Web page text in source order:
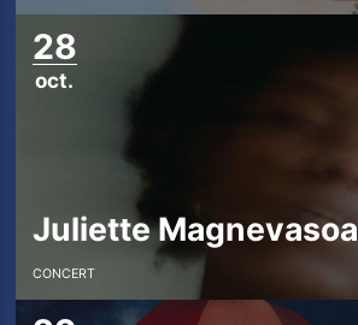
Espace pro
28
oct.
Juliette Magnevasoa
CONCERT